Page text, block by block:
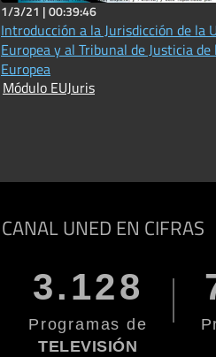
1/3/21 |00:39:46
Introducción a la Jurisdicción de la
Europea y al Tribunal de Justicia de
Europea
Módulo EUJuris
CANAL UNED EN CIFRAS
3.128
Programas de
TELEVISIÓN